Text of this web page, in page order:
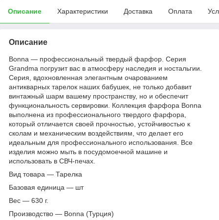
Описание Характеристики Доставка Оплата
Описание
Bonna — профессиональный твердый фарфор. Серия
Grandma погрузит вас в атмосферу наследия и ностальгии.
Серия, вдохновленная элегантным очарованием
антикварных тарелок наших бабушек, не только добавит
винтажный шарм вашему пространству, но и обеспечит
функциональность сервировки. Коллекция фарфора Bonna
выполнена из профессионального твердого фарфора,
который отличается своей прочностью, устойчивостью к
сколам и механическим воздействиям, что делает его
идеальным для профессионального использования. Все
изделия можно мыть в посудомоечной машине и
использовать в СВЧ-печах.
Вид товара — Тарелка
Базовая единица — шт
Вес — 630 г.
Производство — Bonna (Турция)